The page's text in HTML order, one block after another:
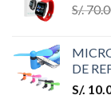
S/.
DE
S/.